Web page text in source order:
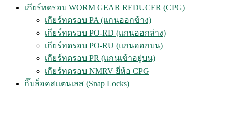
เกียร์ทดรอบ WORM GEAR REDUCER (CPG)
เกียร์ทดรอบ PA (แกนออกข้าง)
เกียร์ทดรอบ PO-RD (แกนออกล่าง)
เกียร์ทดรอบ PO-RU (แกนออกบน)
เกียร์ทดรอบ PR (แกนเข้าอยู่บน)
เกียร์ทดรอบ NMRV ยี่ห้อ CPG
กิ๊บล็อคสแตนเลส (Snap Locks)